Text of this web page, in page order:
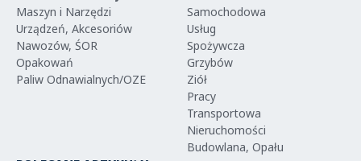
Maszyn i Narzędzi
Urządzeń, Akcesoriów
Nawozów, ŚOR
Opakowań
Paliw Odnawialnych/OZE
Samochodowa
Usług
Spożywcza
Grzybów
Ziół
Pracy
Transportowa
Nieruchomości
Budowlana, Opału